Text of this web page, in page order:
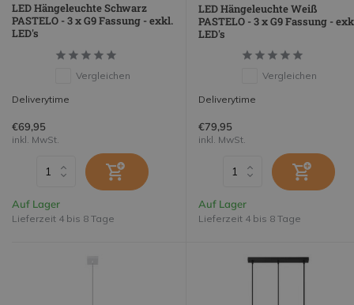
LED Hängeleuchte Schwarz
PASTELO - 3 x G9 Fassung - exkl.
LED's
Vergleichen
Deliverytime
€69,95
inkl. MwSt.
Auf Lager
Lieferzeit 4 bis 8 Tage
LED Hängeleuchte Weiß
PASTELO - 3 x G9 Fassung -
LED's
Vergleichen
Deliverytime
€79,95
inkl. MwSt.
Auf Lager
Lieferzeit 4 bis 8 Tage